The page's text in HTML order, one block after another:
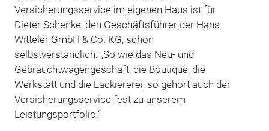
Versicherungsservice im eigenen Haus ist für
Dieter Schenke, den Geschäftsführer der Hans
Witteler GmbH & Co. KG, schon
selbstverständlich: „So wie das Neu- und
Gebrauchtwagengeschäft, die Boutique, die
Werkstatt und die Lackiererei, so gehört auch der
Versicherungsservice fest zu unserem
Leistungsportfolio.“